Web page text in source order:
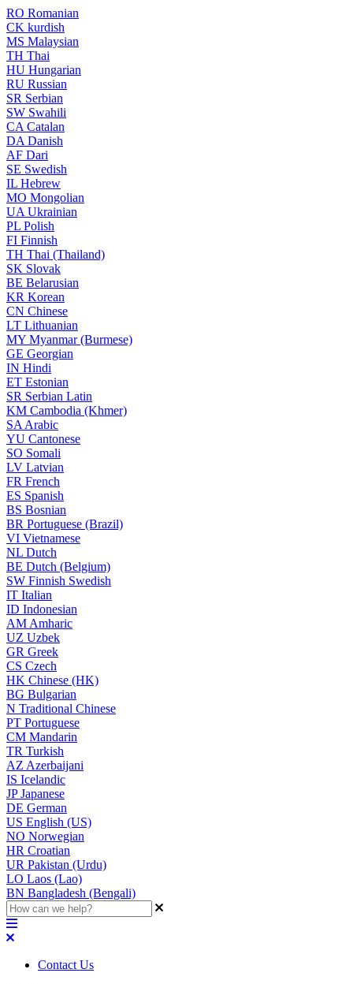
RO Romanian
CK kurdish
MS Malaysian
TH Thai
HU Hungarian
RU Russian
SR Serbian
SW Swahili
CA Catalan
DA Danish
AF Dari
SE Swedish
IL Hebrew
MO Mongolian
UA Ukrainian
PL Polish
FI Finnish
TH Thai (Thailand)
SK Slovak
BE Belarusian
KR Korean
CN Chinese
LT Lithuanian
MY Myanmar (Burmese)
GE Georgian
IN Hindi
ET Estonian
SR Serbian Latin
KM Cambodia (Khmer)
SA Arabic
YU Cantonese
SO Somali
LV Latvian
FR French
ES Spanish
BS Bosnian
BR Portuguese (Brazil)
VI Vietnamese
NL Dutch
BE Dutch (Belgium)
SW Finnish Swedish
IT Italian
ID Indonesian
AM Amharic
UZ Uzbek
GR Greek
CS Czech
HK Chinese (HK)
BG Bulgarian
N Traditional Chinese
PT Portuguese
CM Mandarin
TR Turkish
AZ Azerbaijani
IS Icelandic
JPJapanese
DE German
US English (US)
NO Norwegian
HR Croatian
UR Pakistan (Urdu)
LO Laos (Lao)
BN Bangladesh (Bengali)
Contact Us